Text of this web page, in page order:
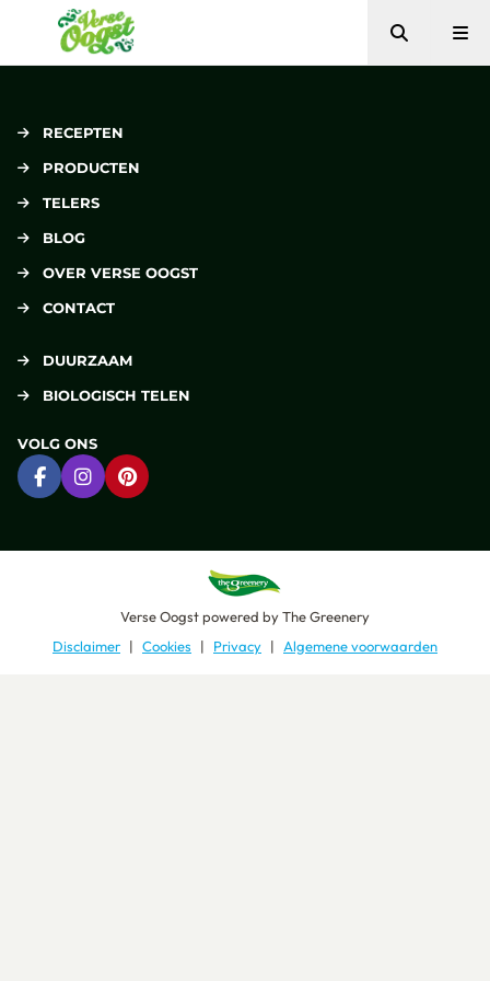
Verse Oogst
Zoeken
RECEPTEN
PRODUCTEN
TELERS
BLOG
OVER VERSE OOGST
CONTACT
DUURZAAM
BIOLOGISCH TELEN
VOLG ONS
Ga naar Facebook
Ga naar Instagram
Ga naar Pinterest
Verse Oogstpowered byThe Greenery
Disclaimer
Cookies Privacy Algemene voorwaarden